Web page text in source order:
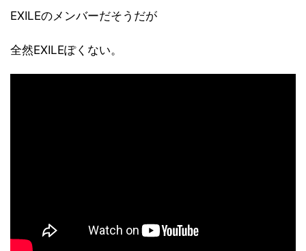
EXILEのメンバーだそうだが
全然EXILEぽくない。